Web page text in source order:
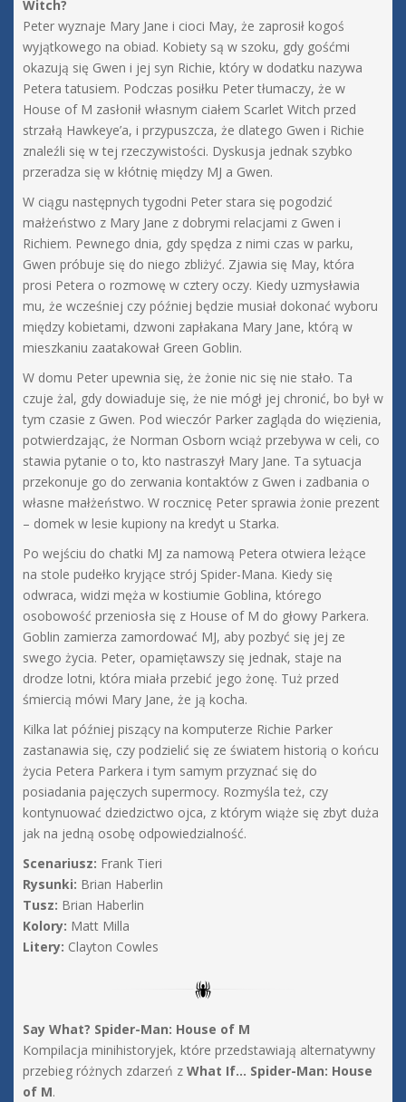
Witch?
Peter wyznaje Mary Jane i cioci May, że zaprosił kogoś
wyjątkowego na obiad. Kobiety są w szoku, gdy gośćmi
okazują się Gwen i jej syn Richie, który w dodatku nazywa
Petera tatusiem. Podczas posiłku Peter tłumaczy, że w
House of M zasłonił własnym ciałem Scarlet Witch przed
strzałą Hawkeye’a, i przypuszcza, że dlatego Gwen i Richie
znaleźli się w tej rzeczywistości. Dyskusja jednak szybko
przeradza się w kłótnię między MJ a Gwen.
W ciągu następnych tygodni Peter stara się pogodzić
małżeństwo z Mary Jane z dobrymi relacjami z Gwen i
Richiem. Pewnego dnia, gdy spędza z nimi czas w parku,
Gwen próbuje się do niego zbliżyć. Zjawia się May, która
prosi Petera o rozmowę w cztery oczy. Kiedy uzmysławia
mu, że wcześniej czy później będzie musiał dokonać wyboru
między kobietami, dzwoni zapłakana Mary Jane, którą w
mieszkaniu zaatakował Green Goblin.
W domu Peter upewnia się, że żonie nic się nie stało. Ta
czuje żal, gdy dowiaduje się, że nie mógł jej chronić, bo był w
tym czasie z Gwen. Pod wieczór Parker zagląda do więzienia,
potwierdzając, że Norman Osborn wciąż przebywa w celi, co
stawia pytanie o to, kto nastraszył Mary Jane. Ta sytuacja
przekonuje go do zerwania kontaktów z Gwen i zadbania o
własne małżeństwo. W rocznicę Peter sprawia żonie prezent
– domek w lesie kupiony na kredyt u Starka.
Po wejściu do chatki MJ za namową Petera otwiera leżące
na stole pudełko kryjące strój Spider-Mana. Kiedy się
odwraca, widzi męża w kostiumie Goblina, którego
osobowość przeniosła się z House of M do głowy Parkera.
Goblin zamierza zamordować MJ, aby pozbyć się jej ze
swego życia. Peter, opamiętawszy się jednak, staje na
drodze lotni, która miała przebić jego żonę. Tuż przed
śmiercią mówi Mary Jane, że ją kocha.
Kilka lat później piszący na komputerze Richie Parker
zastanawia się, czy podzielić się ze światem historią o końcu
życia Petera Parkera i tym samym przyznać się do
posiadania pajęczych supermocy. Rozmyśla też, czy
kontynuować dziedzictwo ojca, z którym wiąże się zbyt duża
jak na jedną osobę odpowiedzialność.
Scenariusz: Frank Tieri
Rysunki: Brian Haberlin
Tusz: Brian Haberlin
Kolory: Matt Milla
Litery: Clayton Cowles
Say What? Spider-Man: House of M
Kompilacja minihistoryjek, które przedstawiają alternatywny
przebieg różnych zdarzeń z What If… Spider-Man: House
of M.